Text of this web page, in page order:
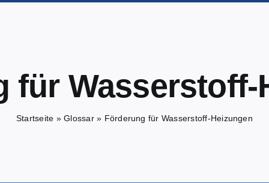
für Wasserstoff-
Startseite »Glossar» Förderung für Wasserstoff-Heizungen